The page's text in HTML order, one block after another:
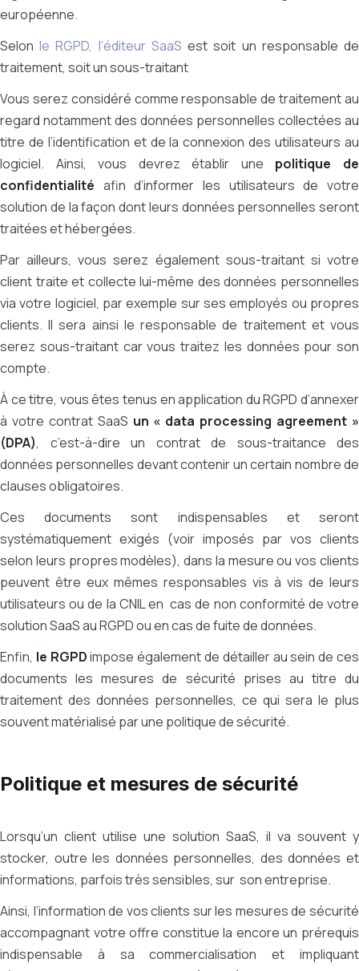
européenne.
Selonle RGPD, l’éditeur SaaS estsoit un responsable de
traitement, soit un sous-traitant
Vous serez considéré comme responsable de traitement au
regard notamment des données personnelles collectées au
titre de l’identification et de la connexion des utilisateurs au
logiciel. Ainsi, vous devrez établir une politique de
confidentialité afin d’informer les utilisateurs de votre
solution de la façon dont leurs données personnelles seront
traitées et hébergées.
Par ailleurs, vous serez également sous-traitant si votre
client traite et collecte lui-même des données personnelles
via votre logiciel, par exemple sur ses employés ou propres
clients. Il sera ainsi le responsable de traitement et vous
serez sous-traitant car vous traitez les données pour son
compte.
À ce titre, vous êtes tenus en application du RGPD d’annexer
à votre contrat SaaS un « data processing agreement »
(DPA), c’est-à-dire un contrat de sous-traitance des
données personnelles devant contenir un certain nombre de
clauses obligatoires.
Ces documents sont indispensables et seront
systématiquement exigés (voir imposés par vos clients
selon leurs propres modèles), dans la mesure ou vos clients
peuvent être eux mêmes responsables vis à vis de leurs
utilisateurs ou de la CNIL en cas de non conformité de votre
solution SaaS au RGPD ou en cas de fuite de données.
Enfin, le RGPDimpose également de détailler au sein de ces
documents les mesures de sécurité prises au titre du
traitement des données personnelles, ce qui sera le plus
souvent matérialisé par une politique de sécurité.
Politique et mesures de sécurité
Lorsqu’un client utilise une solution SaaS, il va souvent y
stocker, outre les données personnelles, des données et
informations, parfois très sensibles, sur son entreprise.
Ainsi, l’information de vos clients sur les mesures de sécurité
accompagnant votre offre constitue la encore un prérequis
indispensable à sa commercialisation et impliquant